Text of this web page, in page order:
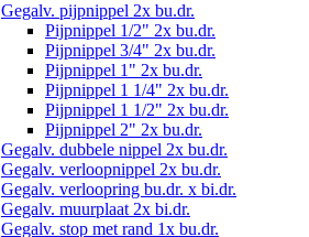
Gegalv. pijpnippel 2x bu.dr.
Pijpnippel 1/2" 2x bu.dr.
Pijpnippel 3/4" 2x bu.dr.
Pijpnippel 1" 2x bu.dr.
Pijpnippel 1 1/4" 2x bu.dr.
Pijpnippel 1 1/2" 2x bu.dr.
Pijpnippel 2" 2x bu.dr.
Gegalv. dubbele nippel 2x bu.dr.
Gegalv. verloopnippel 2x bu.dr.
Gegalv. verloopring bu.dr. x bi.dr.
Gegalv. muurplaat 2x bi.dr.
Gegalv. stop met rand 1x bu.dr.